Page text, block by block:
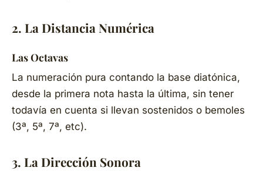
2. La Distancia Numérica
Las Octavas
La numeración pura contando la base diatónica,
desde la primera nota hasta la última, sin tener
todavía en cuenta si llevan sostenidos o bemoles
(3ª, 5ª, 7ª, etc).
3. La Dirección Sonora